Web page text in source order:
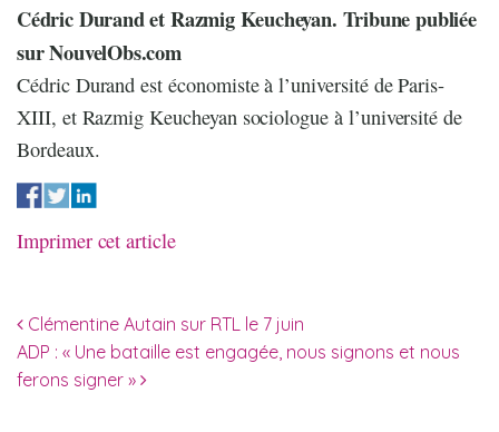
Cédric Durand et Razmig Keucheyan. Tribune publiée
sur NouvelObs.com
Cédric Durand est économiste à l’université de Paris-
XIII, et Razmig Keucheyan sociologue à l’université de
Bordeaux.
Imprimer cet article
Navigation des articles
Clémentine Autain sur RTL le 7 juin
ADP : « Une bataille est engagée, nous signons et nous
ferons signer »